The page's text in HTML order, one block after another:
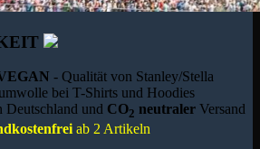
- Qualität von Stanley/Stella
bei T-Shirts und Hoodies
Deutschland und CO2 neutraler Versand
ab 2 Artikeln